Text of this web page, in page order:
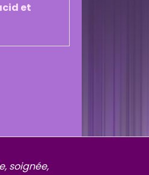
et
soignée,